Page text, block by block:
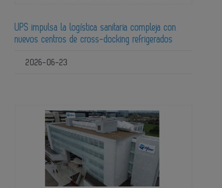
UPS impulsa la logística sanitaria compleja con
nuevos centros de cross-docking refrigerados
2026-06-23